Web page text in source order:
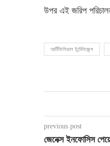
উপর এই জরিপ
আর্টিফিসিয়াল ইন্টেলিজেন্স
previous post
জেনেক্স ইনফোসিস